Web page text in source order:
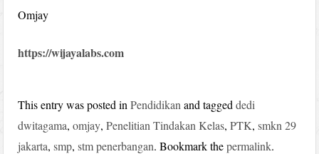
Omjay
https://wijayalabs.com
This entry was posted inPendidikan and taggeddedi
dwitagama,omjay,Penelitian Tindakan Kelas,PTK,smkn 29
jakarta,smp,stm penerbangan. Bookmark thepermalink.